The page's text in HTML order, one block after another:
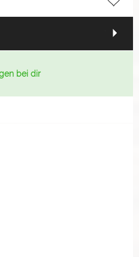
bei dir